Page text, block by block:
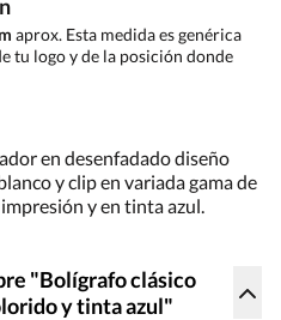
aprox. Esta medida es genérica
tu logo y de la posición donde
en desenfadado diseño
y clip en variada gama de
y en tinta azul.
"Bolígrafo clásico
y tinta azul"